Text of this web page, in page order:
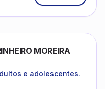
MOREIRA
e adolescentes.